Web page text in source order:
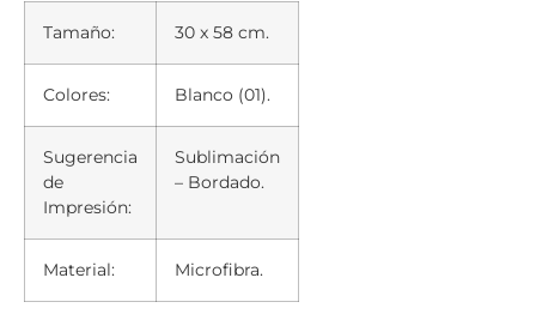
Tamaño: 30 x 58 cm.
Colores: Blanco (01).
Sugerencia
de
Impresión:
Sublimación
– Bordado.
Material: Microfibra.